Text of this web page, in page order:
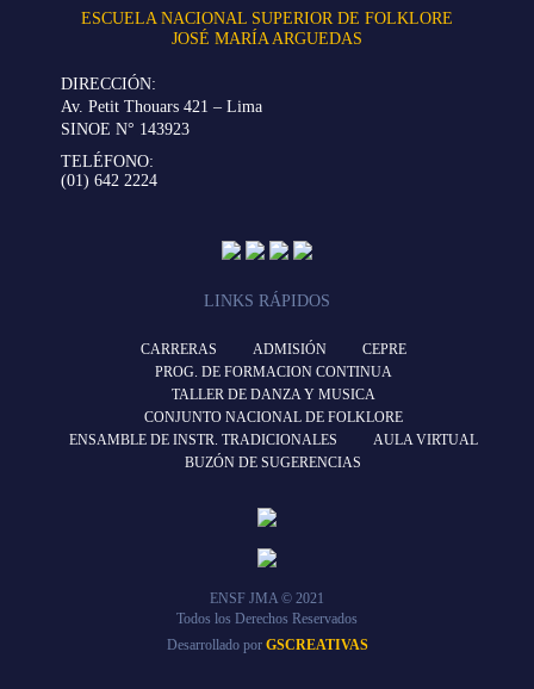
ESCUELA NACIONAL SUPERIOR DE FOLKLORE
JOSÉ MARÍA ARGUEDAS
DIRECCIÓN:
Av. Petit Thouars 421 – Lima
SINOE N° 143923
TELÉFONO:
(01) 642 2224
LINKS RÁPIDOS
CARRERAS ADMISIÓN
CEPRE
PROG. DE FORMACION CONTINUA
TALLER DE DANZA Y MUSICA
CONJUNTO NACIONAL DE FOLKLORE
ENSAMBLE DE INSTR. TRADICIONALES
AULA VIRTUAL
BUZÓN DE SUGERENCIAS
ENSF JMA © 2021
Todos los Derechos Reservados
Desarrollado por GSCREATIVAS